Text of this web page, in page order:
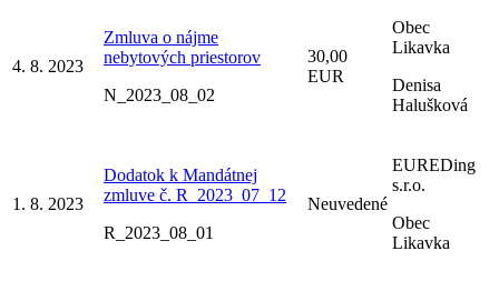
4. 8. 2023
Zmluva o nájme
nebytových priestorov
N_2023_08_02
30,00
EUR
Obec
Likavka
Denisa
Halušková
1. 8. 2023
Dodatok k Mandátnej
zmluve č. R_2023_07_12
R_2023_08_01
Neuvedené
EUREDing
s.r.o.
Obec
Likavka